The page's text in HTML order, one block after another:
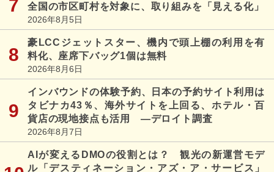
全国の市区町村を対象に、取り組みを「見える化」
2026年8月5日
豪LCCジェットスター、機内で頭上棚の利用を有
料化、座席下バッグ1個は無料
2026年8月6日
インバウンドの体験予約、日本の予約サイト利用は
タビナカ43％、海外サイトを上回る、ホテル・百
貨店の現地接点も活用 ―デロイト調査
2026年8月7日
AIが変えるDMOの役割とは？ 観光の新運営モデ
ル「デスティネーション・アズ・ア・サービス」